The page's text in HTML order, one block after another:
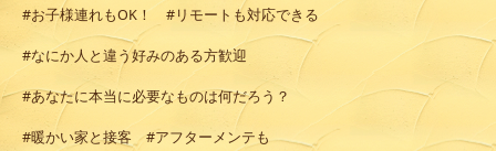
#お子様連れもOK！ #リモートも対応できる
#なにか人と違う好みのある方歓迎
#あなたに本当に必要なものは何だろう？
#暖かい家と接客 #アフターメンテも